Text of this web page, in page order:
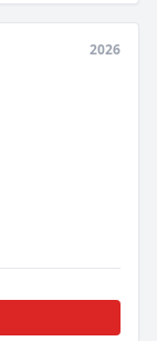
2026